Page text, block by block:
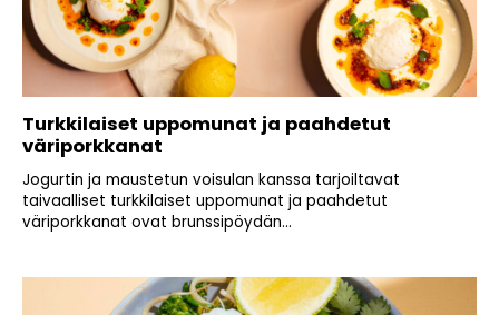
Turkkilaiset uppomunat ja paahdetut
väriporkkanat
Jogurtin ja maustetun voisulan kanssa tarjoiltavat
taivaalliset turkkilaiset uppomunat ja paahdetut
väriporkkanat ovat brunssipöydän...